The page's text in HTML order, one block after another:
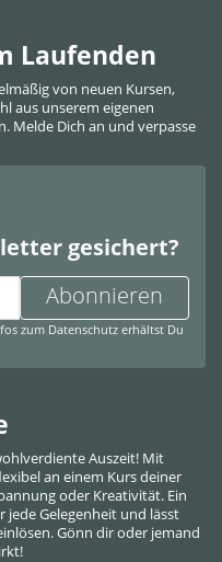
Laufenden
von neuen Kursen,
aus unserem eigenen
Melde Dich an und verpasse
gesichert?
Abonnieren
zum Datenschutz erhältst Du
Auszeit! Mit
an einem Kurs deiner
oder Kreativität. Ein
jede Gelegenheit und lässt
Gönn dir oder jemand